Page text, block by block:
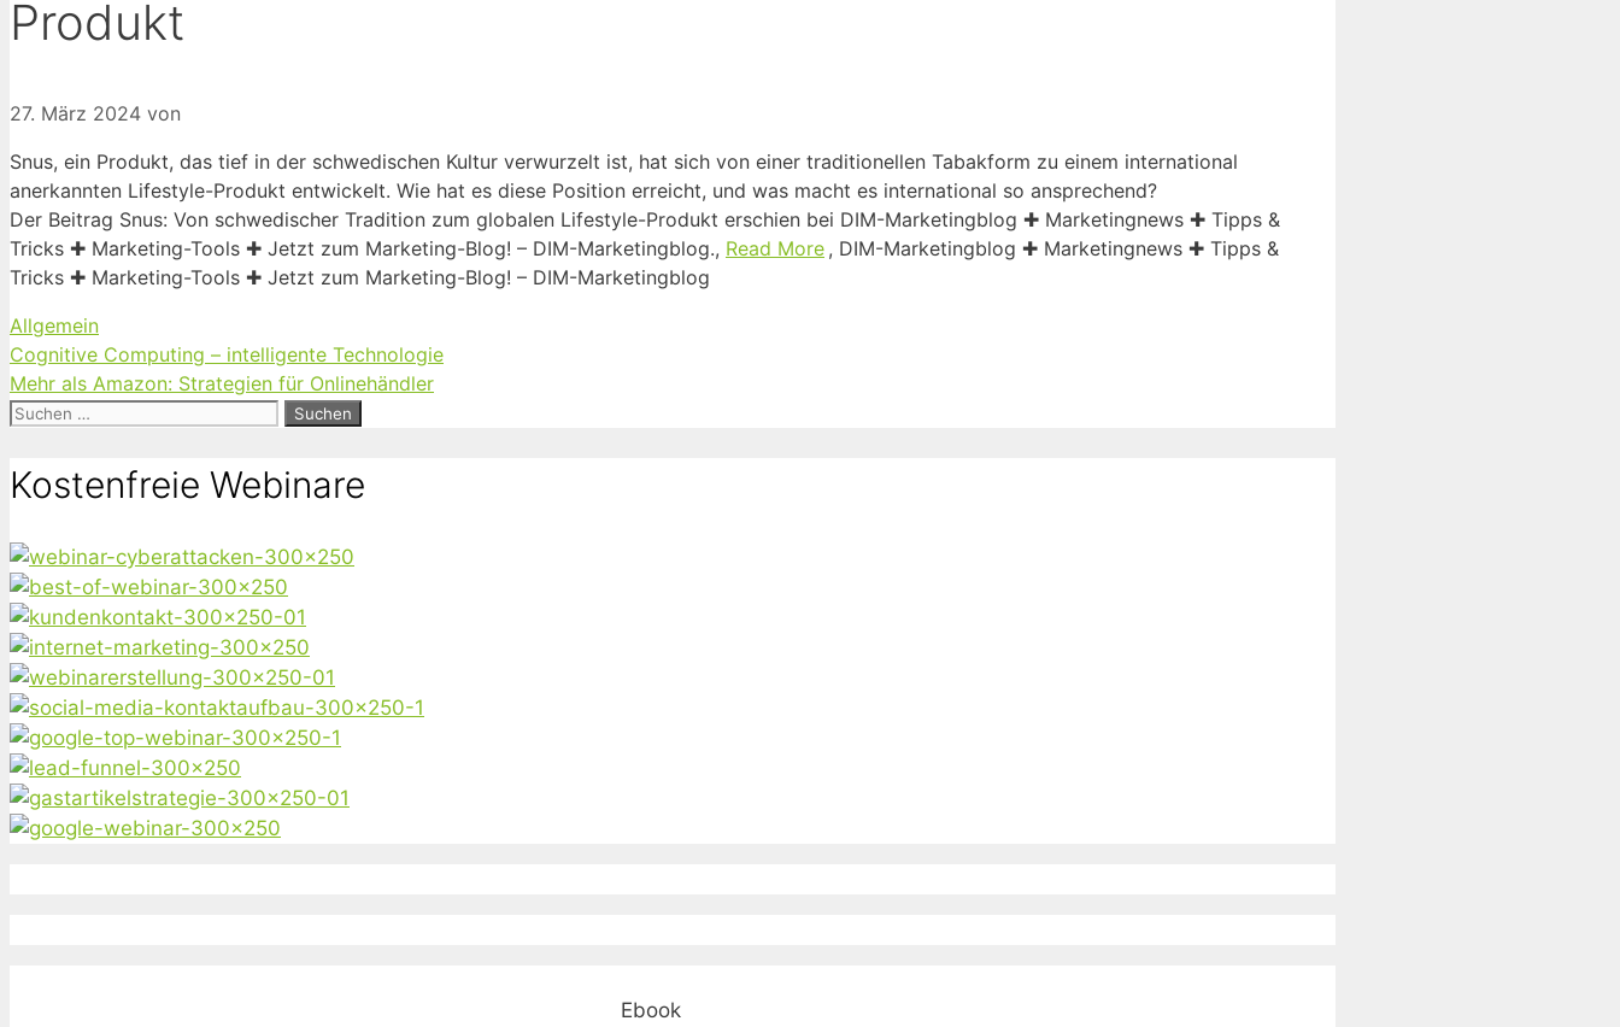
Produkt
27. März 2024 von
Snus, ein Produkt, das tief in der schwedischen Kultur verwurzelt ist, hat sich von einer traditionellen Tabakform zu einem international
anerkannten Lifestyle-Produkt entwickelt. Wie hat es diese Position erreicht, und was macht es international so ansprechend?
Der Beitrag Snus: Von schwedischer Tradition zum globalen Lifestyle-Produkt erschien bei DIM-Marketingblog ✚ Marketingnews ✚ Tipps &
Tricks ✚ Marketing-Tools ✚ Jetzt zum Marketing-Blog! – DIM-Marketingblog., Read More , DIM-Marketingblog ✚ Marketingnews ✚ Tipps &
Tricks ✚ Marketing-Tools ✚ Jetzt zum Marketing-Blog! – DIM-Marketingblog
Kategorien
Allgemein
Cognitive Computing – intelligente Technologie
Mehr als Amazon: Strategien für Onlinehändler
Suchen
Kostenfreie Webinare
Ebook